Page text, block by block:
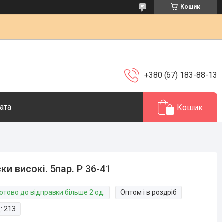
Кошик
+380 (67) 183-88-13
Кошик
високі. 5пар. Р 36-41
до відправки більше 2 од. Оптом і в роздріб
213